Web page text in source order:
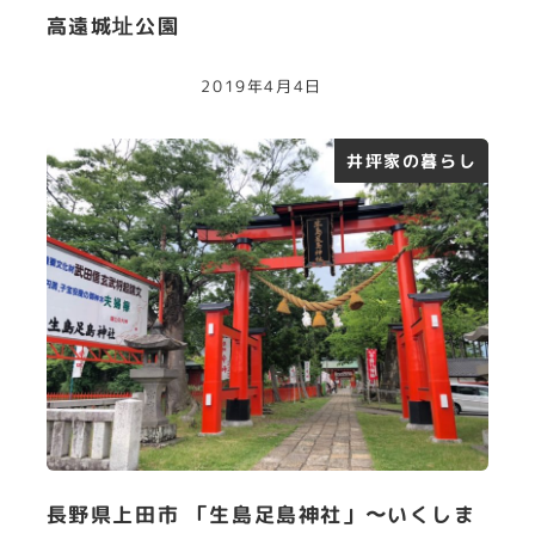
高遠城址公園
2019年4月4日
井坪家の暮らし
長野県上田市 「生島足島神社」〜いくしま